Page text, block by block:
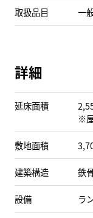
取扱品目 一
詳細
延床面積
※
敷地面積
建築構造 鉄
設備 ラ